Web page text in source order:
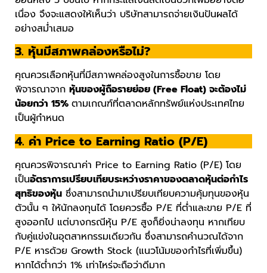
เนื่อง จึงจะแสดงให้เห็นว่า บริษัทสามารถจ่ายเงินปันผลได้
อย่างสม่ำเสมอ
3. หุ้นมีสภาพคล่องหรือไม่?
คุณควรเลือกหุ้นที่มีสภาพคล่องสูงในการซื้อขาย โดย
พิจารณาจากหุ้นของผู้ถือรายย่อย (Free Float) จะต้องไม่
น้อยกว่า 15%ตามเกณฑ์ที่ตลาดหลักทรัพย์แห่งประเทศไทย
เป็นผู้กำหนด
4. ค่า Price to Earning Ratio (P/E)
คุณควรพิจารณาค่า Price to Earning Ratio (P/E) โดย
เป็นอัตราการเปรียบเทียบระหว่างราคาของตลาดหุ้นต่อกำไร
สุทธิของหุ้น ซึ่งสามารถนำมาเปรียบเทียบความคุ้มทุนของหุ้น
ตัวนั้น ๆ ให้นักลงทุนได้ โดยควรซื้อ P/E ที่ต่ำและขาย P/E ที่
สูงออกไป แต่บางกรณีหุ้น P/E สูงก็ยิ่งน่าลงทุน หากเทียบ
กับคู่แข่งในอุตสาหกรรมเดียวกัน ซึ่งสามารถคำนวณได้จาก
P/E หารด้วย Growth Stock (แนวโน้มของกำไรที่เพิ่มขึ้น)
หากได้ต่ำกว่า 1% เท่าไหร่จะถือว่าดีมาก